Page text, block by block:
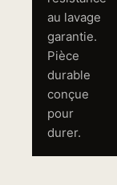
au lavage
garantie.
Pièce
durable
conçue
pour
durer.